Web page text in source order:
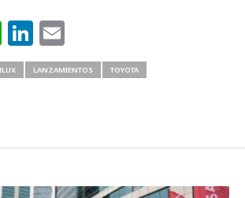
WhatsApp
LinkedIn
Email
LANZAMIENTOS TOYOTA